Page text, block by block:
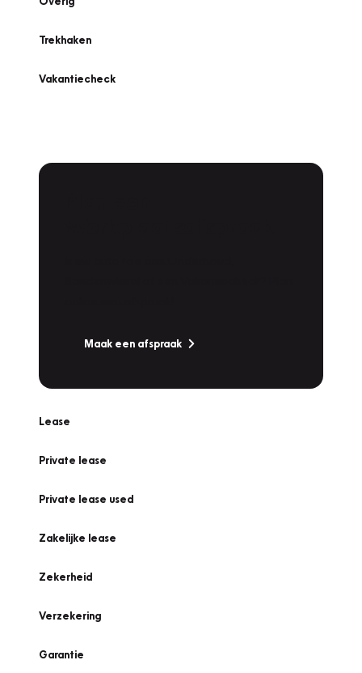
Trekhaken
Vakantiecheck
Maak een afspraak
Lease
Private lease
Private lease used
Zakelijke lease
Zekerheid
Verzekering
Garantie